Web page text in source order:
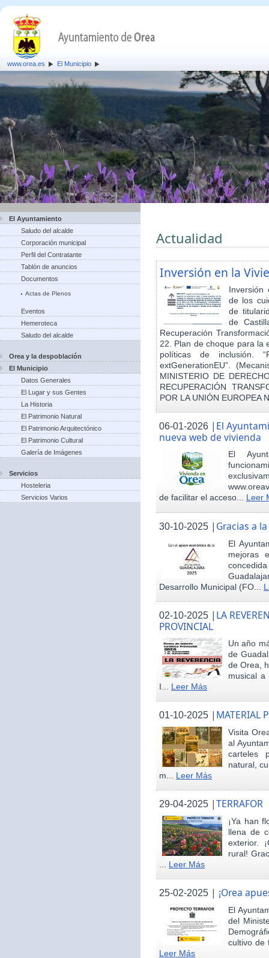
www.orea.es El Municipio
El Ayuntamiento
Saludo del alcalde
Corporación municipal
Perfil del Contratante
Tablón de anuncios
Documentos
Actas de Plenos
Eventos
Hemeroteca
Saludo del alcalde
Orea y la despoblación
El Municipio
Datos Generales
El Lugar y sus Gentes
La Historia
El Patrimonio Natural
El Patrimonio Arquitectónico
El Patrimonio Cultural
Galería de Imágenes
Servicios
Hosteleria
Servicios Varios
Actualidad
Inversión en la
Inversión
de los
de
de
Recuperación
22. Plan de choque para la
políticas de inclusión.
extGenerationEU”.
MINISTERIO DE
RECUPERACIÓN
POR LA UNIÓN EUROPEA
06-01-2026 | El
nueva web de vivienda
El
de facilitar el acceso... Leer
30-10-2025 | Gracias a
El
mejoras
Desarrollo Municipal (FO...
02-10-2025 | LA
PROVINCIAL
Un año
de
de Orea,
musical a
I... Leer Más
01-10-2025 | MATERIAL
Visita
al
carteles
natural,
m... Leer Más
29-04-2025 |TERRAFOR
¡Ya han
llena de
exterior.
rural!
... Leer Más
25-02-2025 | ¡Orea
El
del
cultivo de
Leer Más